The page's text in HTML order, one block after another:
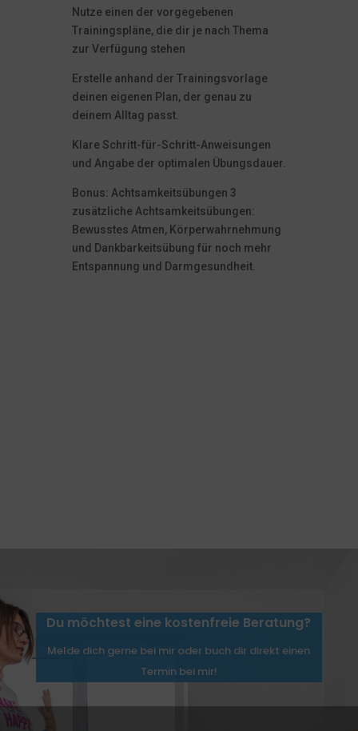
Nutze einen der vorgegebenen
Trainingspläne, die dir je nach Thema
zur Verfügung stehen
Erstelle anhand der Trainingsvorlage
deinen eigenen Plan, der genau zu
deinem Alltag passt.
Klare Schritt-für-Schritt-Anweisungen
und Angabe der optimalen Übungsdauer.
Bonus: Achtsamkeitsübungen 3
zusätzliche Achtsamkeitsübungen:
Bewusstes Atmen, Körperwahrnehmung
und Dankbarkeitsübung für noch mehr
Entspannung und Darmgesundheit.
Du möchtest eine kostenfreie Beratung?
Melde dich gerne bei mir oder buch dir direkt einen
Termin bei mir!